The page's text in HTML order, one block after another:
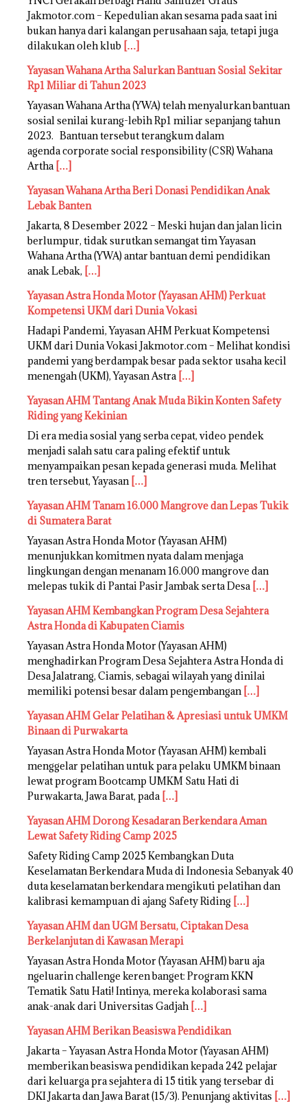
Jakmotor.com – Kepedulian akan sesama pada saat ini
bukan hanya dari kalangan perusahaan saja, tetapi juga
dilakukan oleh klub […]
Yayasan Wahana Artha Salurkan Bantuan Sosial Sekitar
Rp1 Miliar di Tahun 2023
Yayasan Wahana Artha (YWA) telah menyalurkan bantuan
sosial senilai kurang-lebih Rp1 miliar sepanjang tahun
2023. Bantuan tersebut terangkum dalam
agenda corporate social responsibility (CSR) Wahana
Artha […]
Yayasan Wahana Artha Beri Donasi Pendidikan Anak
Lebak Banten
Jakarta, 8 Desember 2022 – Meski hujan dan jalan licin
berlumpur, tidak surutkan semangat tim Yayasan
Wahana Artha (YWA) antar bantuan demi pendidikan
anak Lebak, […]
Yayasan Astra Honda Motor (Yayasan AHM) Perkuat
Kompetensi UKM dari Dunia Vokasi
Hadapi Pandemi, Yayasan AHM Perkuat Kompetensi
UKM dari Dunia Vokasi Jakmotor.com – Melihat kondisi
pandemi yang berdampak besar pada sektor usaha kecil
menengah (UKM), Yayasan Astra […]
Yayasan AHM Tantang Anak Muda Bikin Konten Safety
Riding yang Kekinian
Di era media sosial yang serba cepat, video pendek
menjadi salah satu cara paling efektif untuk
menyampaikan pesan kepada generasi muda. Melihat
tren tersebut, Yayasan […]
Yayasan AHM Tanam 16.000 Mangrove dan Lepas Tukik
di Sumatera Barat
Yayasan Astra Honda Motor (Yayasan AHM)
menunjukkan komitmen nyata dalam menjaga
lingkungan dengan menanam 16.000 mangrove dan
melepas tukik di Pantai Pasir Jambak serta Desa […]
Yayasan AHM Kembangkan Program Desa Sejahtera
Astra Honda di Kabupaten Ciamis
Yayasan Astra Honda Motor (Yayasan AHM)
menghadirkan Program Desa Sejahtera Astra Honda di
Desa Jalatrang, Ciamis, sebagai wilayah yang dinilai
memiliki potensi besar dalam pengembangan […]
Yayasan AHM Gelar Pelatihan & Apresiasi untuk UMKM
Binaan di Purwakarta
Yayasan Astra Honda Motor (Yayasan AHM) kembali
menggelar pelatihan untuk para pelaku UMKM binaan
lewat program Bootcamp UMKM Satu Hati di
Purwakarta, Jawa Barat, pada […]
Yayasan AHM Dorong Kesadaran Berkendara Aman
Lewat Safety Riding Camp 2025
Safety Riding Camp 2025 Kembangkan Duta
Keselamatan Berkendara Muda di Indonesia Sebanyak 40
duta keselamatan berkendara mengikuti pelatihan dan
kalibrasi kemampuan di ajang Safety Riding […]
Yayasan AHM dan UGM Bersatu, Ciptakan Desa
Berkelanjutan di Kawasan Merapi
Yayasan Astra Honda Motor (Yayasan AHM) baru aja
ngeluarin challenge keren banget: Program KKN
Tematik Satu Hati! Intinya, mereka kolaborasi sama
anak-anak dari Universitas Gadjah […]
Yayasan AHM Berikan Beasiswa Pendidikan
Jakarta – Yayasan Astra Honda Motor (Yayasan AHM)
memberikan beasiswa pendidikan kepada 242 pelajar
dari keluarga pra sejahtera di 15 titik yang tersebar di
DKI Jakarta dan Jawa Barat (15/3). Penunjang aktivitas […]